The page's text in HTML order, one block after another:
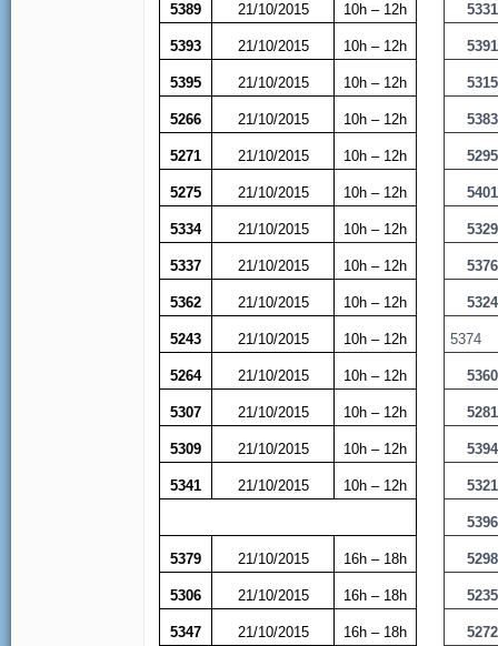
5389 21/10/2015 10h – 12h 5331
5393 21/10/2015 10h – 12h 5391
5395 21/10/2015 10h – 12h 5315
5266 21/10/2015 10h – 12h 5383
5271 21/10/2015 10h – 12h 5295
5275 21/10/2015 10h – 12h 5401
5334 21/10/2015 10h – 12h 5329
5337 21/10/2015 10h – 12h 5376
5362 21/10/2015 10h – 12h 5324
5243 21/10/2015 10h – 12h 5374
5264 21/10/2015 10h – 12h 5360
5307 21/10/2015 10h – 12h 5281
5309 21/10/2015 10h – 12h 5394
5341 21/10/2015 10h – 12h 5321
5396
5379 21/10/2015 16h – 18h 5298
5306 21/10/2015 16h – 18h 5235
5347 21/10/2015 16h – 18h 5272